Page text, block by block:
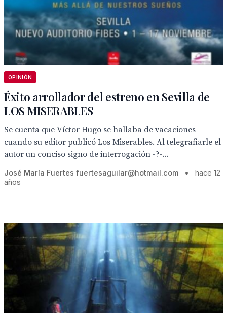
OPINIÓN
Éxito arrollador del estreno en Sevilla de
LOS MISERABLES
Se cuenta que Víctor Hugo se hallaba de vacaciones
cuando su editor publicó Los Miserables. Al telegrafiarle el
autor un conciso signo de interrogación -?-...
José María Fuertes fuertesaguilar@hotmail.com •
hace 12
años